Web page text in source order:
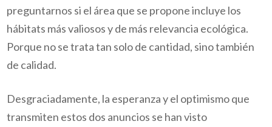
preguntarnos si el área que se propone incluye los
hábitats más valiosos y de más relevancia ecológica.
Porque no se trata tan solo de cantidad, sino también
de calidad.
Desgraciadamente, la esperanza y el optimismo que
transmiten estos dos anuncios se han visto